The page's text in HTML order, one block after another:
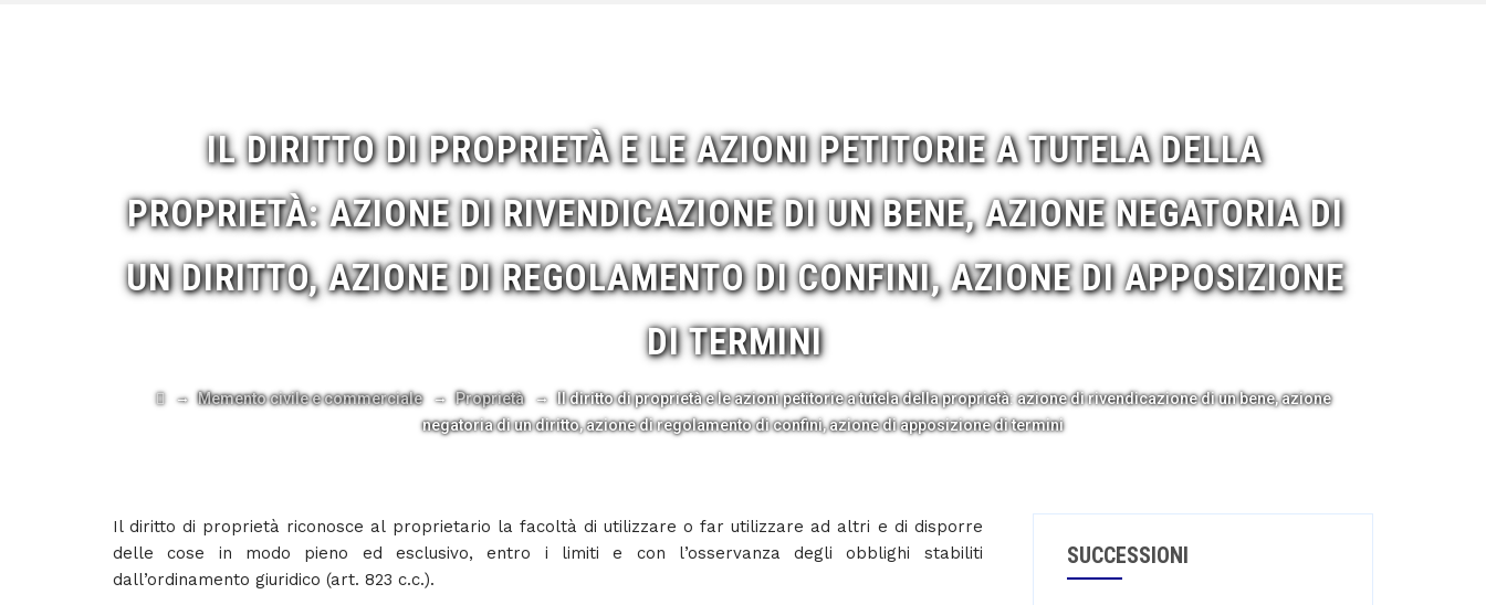
IL DIRITTO DI PROPRIETÀ E LE AZIONI PETITORIE A TUTELA DELLA
PROPRIETÀ: AZIONE DI RIVENDICAZIONE DI UN BENE, AZIONE NEGATORIA DI
UN DIRITTO, AZIONE DI REGOLAMENTO DI CONFINI, AZIONE DI APPOSIZIONE
DI TERMINI
→ Memento civile e commerciale→ Proprietà→ Il diritto di proprietà e le azioni petitorie a tutela della proprietà: azione di rivendicazione di un bene, azione
negatoria di un diritto, azione di regolamento di confini, azione di apposizione di termini
Il diritto di proprietà riconosce al proprietario la facoltà di utilizzare o far utilizzare ad altri e di disporre
delle cose in modo pieno ed esclusivo, entro i limiti e con l’osservanza degli obblighi stabiliti
dall’ordinamento giuridico (art. 823 c.c.).
SUCCESSIONI